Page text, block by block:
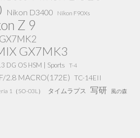
Nikon D3400 Nikon F90Xs
Z 9
GX7MK3
DG OS HSM | Sports T-4
2.8 MACRO(172E) TC-14EII
1（SO-03L） タイムラプス 写研 風の森